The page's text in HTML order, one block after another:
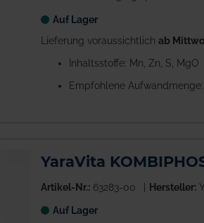
Auf Lager
Lieferung voraussichtlich ab
Inhaltsstoffe: Mn, Zn, S, MgO
Empfohlene
YaraVita
Artikel-Nr.: 63283-00 Hersteller:
Auf Lager